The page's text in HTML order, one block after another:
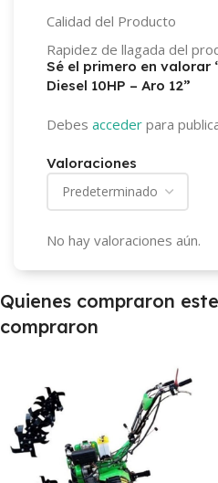
Calidad del Producto
Rapidez de llagada del
Valoraciones
No hay valoraciones aún.
Sé el primero en valorar
Diesel 10HP – Aro 12”
Debes acceder para
Quienes compraron
compraron